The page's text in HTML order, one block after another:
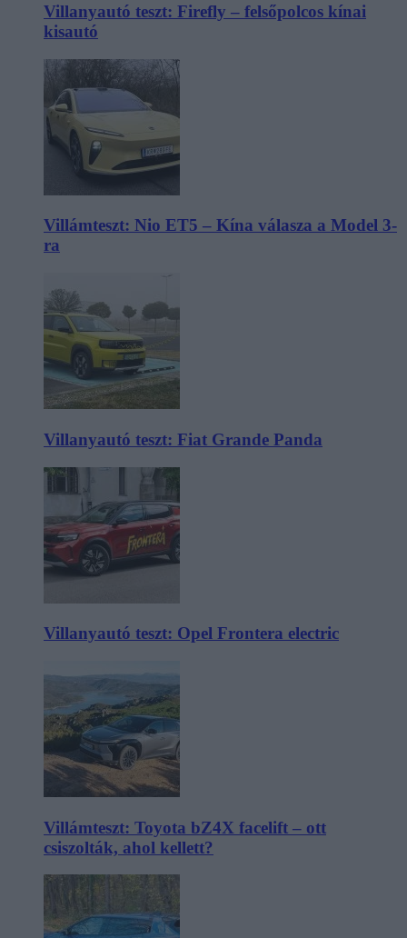
Villanyautó teszt: Firefly – felsőpolcos kínai
kisautó
Villámteszt: Nio ET5 – Kína válasza a Model 3-
ra
Villanyautó teszt: Fiat Grande Panda
Villanyautó teszt: Opel Frontera electric
Villámteszt: Toyota bZ4X facelift – ott
csiszolták, ahol kellett?